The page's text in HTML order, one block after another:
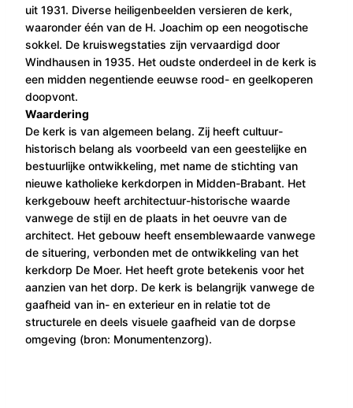
uit 1931. Diverse heiligenbeelden versieren de kerk,
waaronder één van de H. Joachim op een neogotische
sokkel. De kruiswegstaties zijn vervaardigd door
Windhausen in 1935. Het oudste onderdeel in de kerk is
een midden negentiende eeuwse rood- en geelkoperen
doopvont.
Waardering
De kerk is van algemeen belang. Zij heeft cultuur-
historisch belang als voorbeeld van een geestelijke en
bestuurlijke ontwikkeling, met name de stichting van
nieuwe katholieke kerkdorpen in Midden-Brabant. Het
kerkgebouw heeft architectuur-historische waarde
vanwege de stijl en de plaats in het oeuvre van de
architect. Het gebouw heeft ensemblewaarde vanwege
de situering, verbonden met de ontwikkeling van het
kerkdorp De Moer. Het heeft grote betekenis voor het
aanzien van het dorp. De kerk is belangrijk vanwege de
gaafheid van in- en exterieur en in relatie tot de
structurele en deels visuele gaafheid van de dorpse
omgeving (bron: Monumentenzorg).